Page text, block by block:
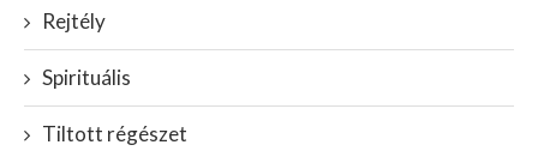
Rejtély
Spirituális
Tiltott régészet